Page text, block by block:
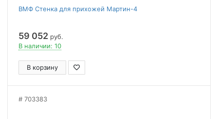
ВМФ Стенка для прихожей Мартин-4
59 052 руб.
В наличии: 10
В корзину
703383